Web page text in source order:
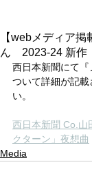
【webメディア
ん 2023-24 新作
西日本新聞にて
ついて詳細が記載
い。
西日本新聞 Co.山
クターン」夜想曲
Media